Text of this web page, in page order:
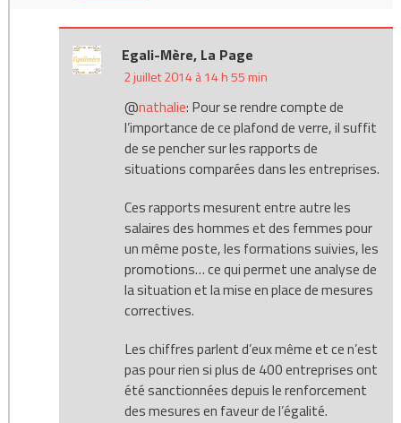
Egali-Mère, La Page
2 juillet 2014 à 14 h 55 min
@nathalie: Pour se rendre compte de
l’importance de ce plafond de verre, il suffit
de se pencher sur les rapports de
situations comparées dans les entreprises.
Ces rapports mesurent entre autre les
salaires des hommes et des femmes pour
un même poste, les formations suivies, les
promotions… ce qui permet une analyse de
la situation et la mise en place de mesures
correctives.
Les chiffres parlent d’eux même et ce n’est
pas pour rien si plus de 400 entreprises ont
été sanctionnées depuis le renforcement
des mesures en faveur de l’égalité.